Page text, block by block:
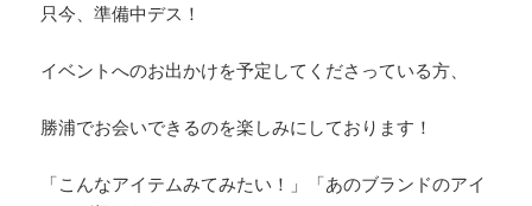
只今、準備中デス！
イベントへのお出かけを予定してくださっている方、
勝浦でお会いできるのを楽しみにしております！
「こんなアイテムみてみたい！」「あのブランドのアイ